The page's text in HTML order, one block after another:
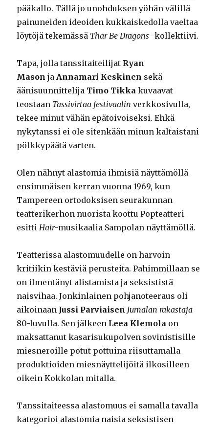
pääkallo. Tällä jo unohduksen yöhän välillä
painuneiden ideoiden kukkaiskedolla vaeltaa
löytöjä tekemässä Thar Be Dragons -kollektiivi.
Tapa, jolla tanssitaiteilijat Ryan
Mason jaAnnamari Keskinen sekä
äänisuunnittelija Timo Tikka kuvaavat
teostaan Tassivirtaa festivaalin verkkosivulla,
tekee minut vähän epätoivoiseksi. Ehkä
nykytanssi ei ole sitenkään minun kaltaistani
pölkkypäätä varten.
Olen nähnyt alastomia ihmisiä näyttämöllä
ensimmäisen kerran vuonna 1969, kun
Tampereen ortodoksisen seurakunnan
teatterikerhon nuorista koottu Popteatteri
esittiHair-musikaalia Sampolan näyttämöllä.
Teatterissa alastomuudelle on harvoin
kritiikin kestäviä perusteita. Pahimmillaan se
on ilmentänyt alistamista ja seksististä
naisvihaa. Jonkinlainen pohjanoteeraus oli
aikoinaan Jussi Parviaisen Jumalan rakastaja
80-luvulla. Sen jälkeen Leea Klemola on
maksattanut kasarisukupolven sovinistisille
miesneroille potut pottuina riisuttamalla
produktioiden miesnäyttelijöitä ilkosilleen
oikein Kokkolan mitalla.
Tanssitaiteessa alastomuus ei samalla tavalla
kategorioi alastomia naisia seksistisen